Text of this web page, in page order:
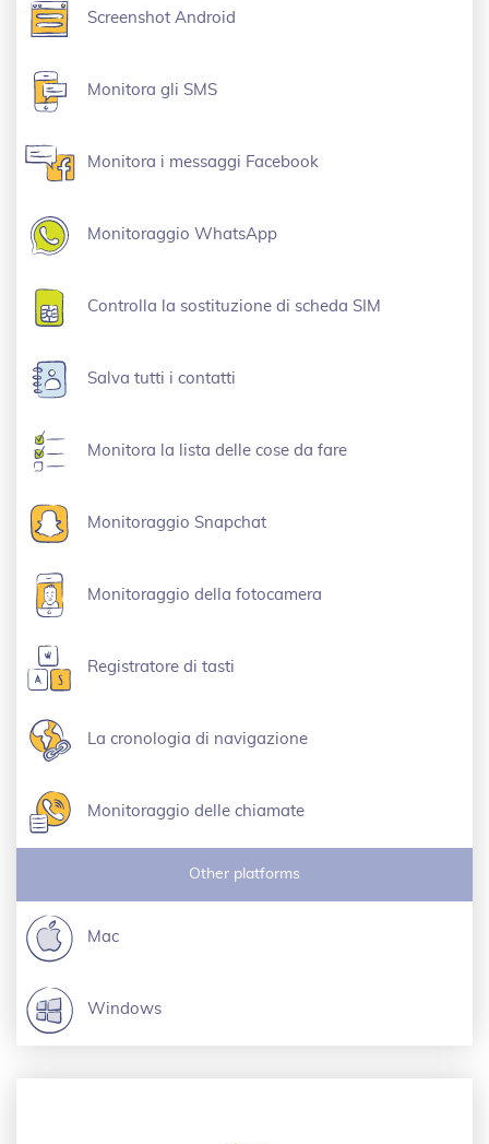
Screenshot Android
Monitora gli SMS
Monitora i messaggi Facebook
Monitoraggio WhatsApp
Controlla la sostituzione di scheda SIM
Salva tutti i contatti
Monitora la lista delle cose da fare
Monitoraggio Snapchat
Monitoraggio della fotocamera
Registratore di tasti
La cronologia di navigazione
Monitoraggio delle chiamate
Other platforms
Mac
Windows